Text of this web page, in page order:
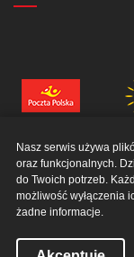
Nasz serwis używa
oraz funkcjonalnych.
do Twoich potrzeb.
możliwość wyłączenia
żadne informacje.
© 2026